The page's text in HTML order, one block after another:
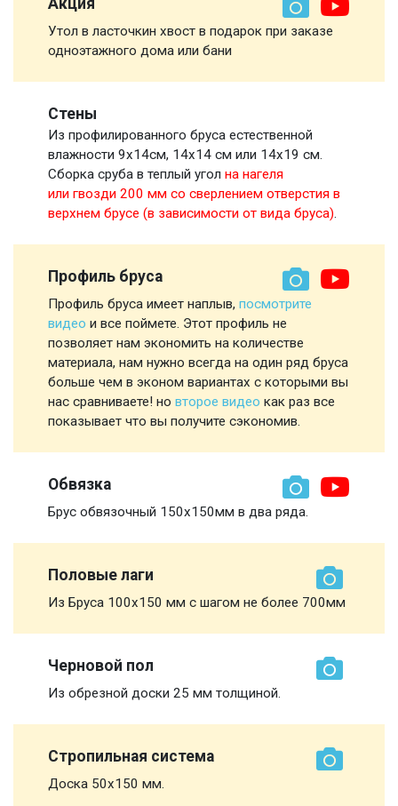
Утол в ласточкин хвост в подарок при заказе
одноэтажного дома или бани
Стены
Из профилированного бруса естественной
влажности 9х14см, 14х14 см или 14х19 см.
Сборка сруба в теплый угол на нагеля
или гвозди 200 мм со сверлением отверстия в
верхнем брусе (в зависимости от вида бруса).
Профиль бруса
Профиль бруса имеет наплыв, посмотрите
видео и все поймете. Этот профиль не
позволяет нам экономить на количестве
материала, нам нужно всегда на один ряд бруса
больше чем в эконом вариантах с которыми вы
нас сравниваете! но второе видео как раз все
показывает что вы получите сэкономив.
Обвязка
Брус обвязочный 150х150мм в два ряда.
Половые лаги
Из Бруса 100х150 мм с шагом не более 700мм
Черновой пол
Из обрезной доски 25 мм толщиной.
Стропильная система
Доска 50х150 мм.